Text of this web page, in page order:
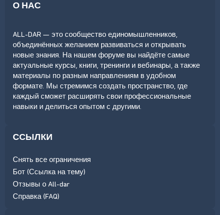
О НАС
ALL-DAR — это сообщество единомышленников,
объединённых желанием развиваться и открывать
новые знания. На нашем форуме вы найдёте самые
актуальные курсы, книги, тренинги и вебинары, а также
материалы по разным направлениям в удобном
формате. Мы стремимся создать пространство, где
каждый сможет расширять свои профессиональные
навыки и делиться опытом с другими.
ССЫЛКИ
Снять все ограничения
Бот (Ссылка на тему)
Отзывы о All-dar
Справка (FAQ)